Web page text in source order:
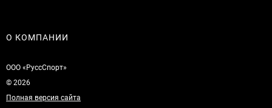
О КОМПАНИИ
ООО «РуссСпорт»
© 2026
Полная версия сайта